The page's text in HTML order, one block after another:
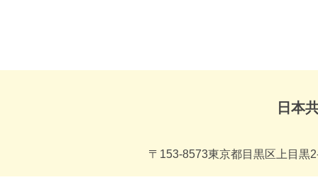
日本
〒153-8573東京都目黒区上目